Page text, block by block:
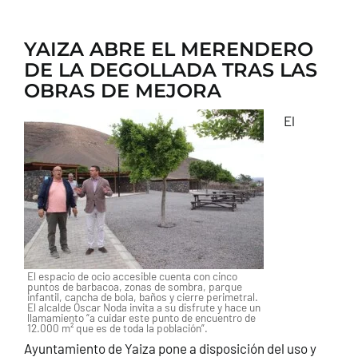
YAIZA ABRE EL MERENDERO
DE LA DEGOLLADA TRAS LAS
OBRAS DE MEJORA
El espacio de ocio accesible cuenta con cinco
puntos de barbacoa, zonas de sombra, parque
infantil, cancha de bola, baños y cierre perimetral.
El alcalde Óscar Noda invita a su disfrute y hace un
llamamiento “a cuidar este punto de encuentro de
12.000 m² que es de toda la población”.
El
Ayuntamiento de Yaiza pone a disposición del uso y